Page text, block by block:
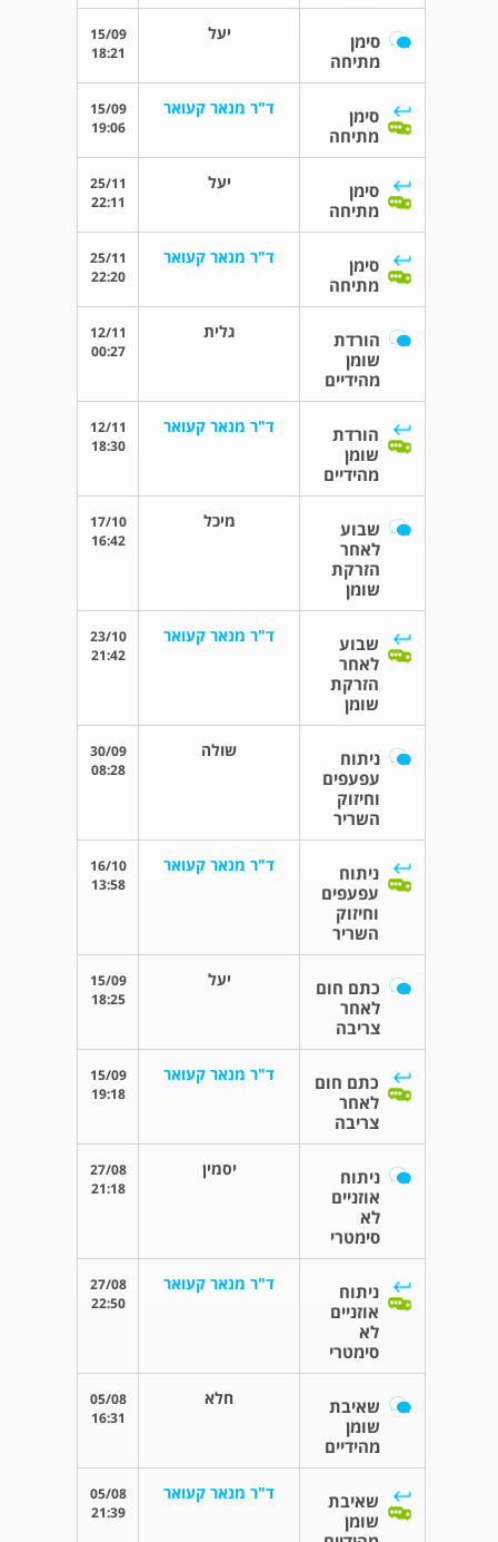
סימן
מתיחה
יעל
15/09
18:21
סימן
מתיחה
ד"ר מנאר קעואר
15/09
19:06
סימן
מתיחה
יעל
25/11
22:11
סימן
מתיחה
ד"ר מנאר קעואר
25/11
22:20
הורדת
שומן
מהידיים
גלית
12/11
00:27
הורדת
שומן
מהידיים
ד"ר מנאר קעואר
12/11
18:30
שבוע
לאחר
הזרקת
שומן
מיכל
17/10
16:42
שבוע
לאחר
הזרקת
שומן
ד"ר מנאר קעואר
23/10
21:42
ניתוח
עפעפים
וחיזוק
השריר
שולה
30/09
08:28
ניתוח
עפעפים
וחיזוק
השריר
ד"ר מנאר קעואר
16/10
13:58
כתם חום
לאחר
צריבה
יעל
15/09
18:25
כתם חום
לאחר
צריבה
ד"ר מנאר קעואר
15/09
19:18
ניתוח
אוזניים
לא
סימטרי
יסמין
27/08
21:18
ניתוח
אוזניים
לא
סימטרי
ד"ר מנאר קעואר
27/08
22:50
שאיבת
שומן
מהידיים
חלא
05/08
16:31
שאיבת
שומן
ד"ר מנאר קעואר
05/08
21:39